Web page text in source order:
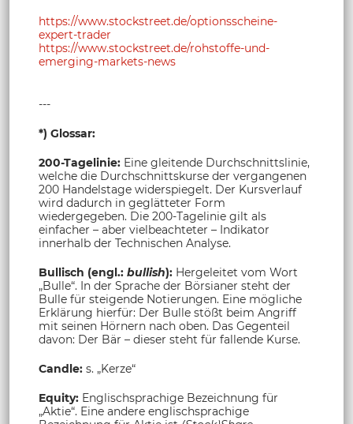
https://www.stockstreet.de/optionsscheine-
expert-trader
https://www.stockstreet.de/rohstoffe-und-
emerging-markets-news
---
*) Glossar:
200-Tagelinie: Eine gleitende Durchschnittslinie,
welche die Durchschnittskurse der vergangenen
200 Handelstage widerspiegelt. Der Kursverlauf
wird dadurch in geglätteter Form
wiedergegeben. Die 200-Tagelinie gilt als
einfacher – aber vielbeachteter – Indikator
innerhalb der Technischen Analyse.
Bullisch (engl.: bullish): Hergeleitet vom Wort
„Bulle“. In der Sprache der Börsianer steht der
Bulle für steigende Notierungen. Eine mögliche
Erklärung hierfür: Der Bulle stößt beim Angriff
mit seinen Hörnern nach oben. Das Gegenteil
davon: Der Bär – dieser steht für fallende Kurse.
Candle: s. „Kerze“
Equity: Englischsprachige Bezeichnung für
„Aktie“. Eine andere englischsprachige